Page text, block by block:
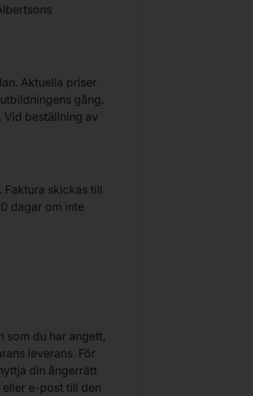
Aktuella priser
gång.
beställning av
skickas till
dagar om inte
som du har angett,
leverans. För
din ångerrätt
e-post till den